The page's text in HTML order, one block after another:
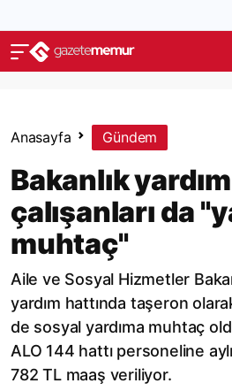
Anasayfa Gündem
Bakanlık
çalışanları da
muhtaç"
Aile ve Sosyal Hizmetler
yardım hattında taşeron
de sosyal yardıma muhtaç
ALO 144 hattı personeline
782 TL maaş veriliyor.